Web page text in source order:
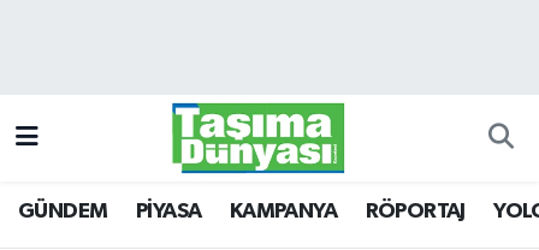
GÜNDEM PİYASA KAMPANYA RÖPORTAJ
KAMPANYA
Trafik Durumu
Süper Lig Puan Durumu ve Fikstür